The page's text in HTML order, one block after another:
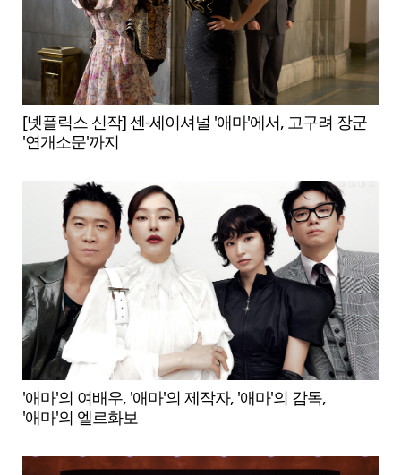
[넷플릭스 신작] 센-세이셔널 '애마'에서, 고구려 장군
'연개소문'까지
'애마'의 여배우, '애마'의 제작자, '애마'의 감독,
'애마'의 엘르화보